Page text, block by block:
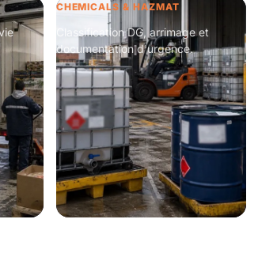
CHEMICALS & HAZMAT
Classification DG, arrimage et
documentation d'urgence.